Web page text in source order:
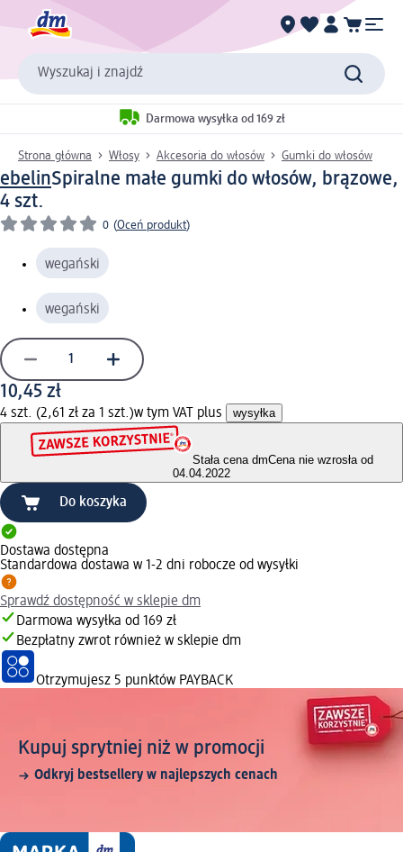
Wyszukaj i znajdź
Darmowa wysyłka od 169 zł
Strona główna Włosy Akcesoria do włosów Gumki do włosów
ebelinSpiralne małe gumki do włosów, brązowe,
4 szt.
0 (Oceń produkt)
wegański
wegański
10,45 zł
4 szt. (2,61 zł za 1 szt.)w tym VAT plus wysyłka
Stała cena dmCena nie wzrosła od
04.04.2022
Do koszyka
Dostawa dostępna
Standardowa dostawa w 1-2 dni robocze od wysyłki
Sprawdź dostępność w sklepie dm
Darmowa wysyłka od 169 zł
Bezpłatny zwrot również w sklepie dm
Otrzymujesz 5 punktów PAYBACK
Kupuj sprytniej niż w promocji
Odkryj bestsellery w najlepszych cenach